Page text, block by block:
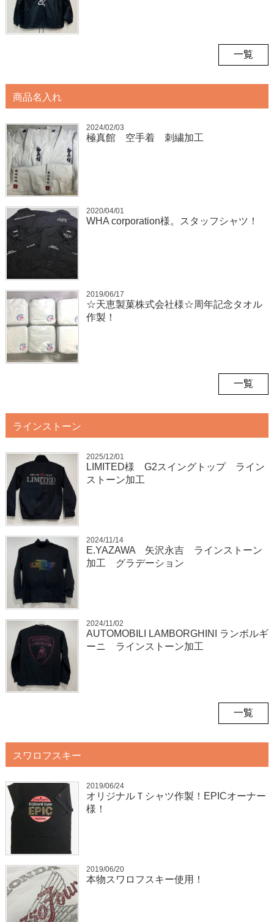
一覧
商品名入れ
2024/02/03
極真館 空手着 刺繍加工
2020/04/01
WHA corporation様。スタッフシャツ！
2019/06/17
☆天恵製菓株式会社様☆周年記念タオル
作製！
一覧
ラインストーン
2025/12/01
LIMITED様 G2スイングトップ ライン
ストーン加工
2024/11/14
E.YAZAWA 矢沢永吉 ラインストーン
加工 グラデーション
2024/11/02
AUTOMOBILI LAMBORGHINI ランボルギ
ーニ ラインストーン加工
一覧
スワロフスキー
2019/06/24
オリジナルＴシャツ作製！EPICオーナー
様！
2019/06/20
本物スワロフスキー使用！